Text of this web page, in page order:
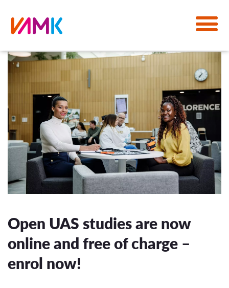
Open UAS studies are now
online and free of charge –
enrol now!